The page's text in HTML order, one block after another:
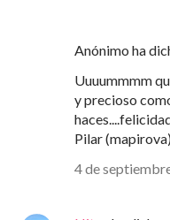
Anónimo ha
Uuuummmm
y precioso
Pilar (mapirova)
4 de